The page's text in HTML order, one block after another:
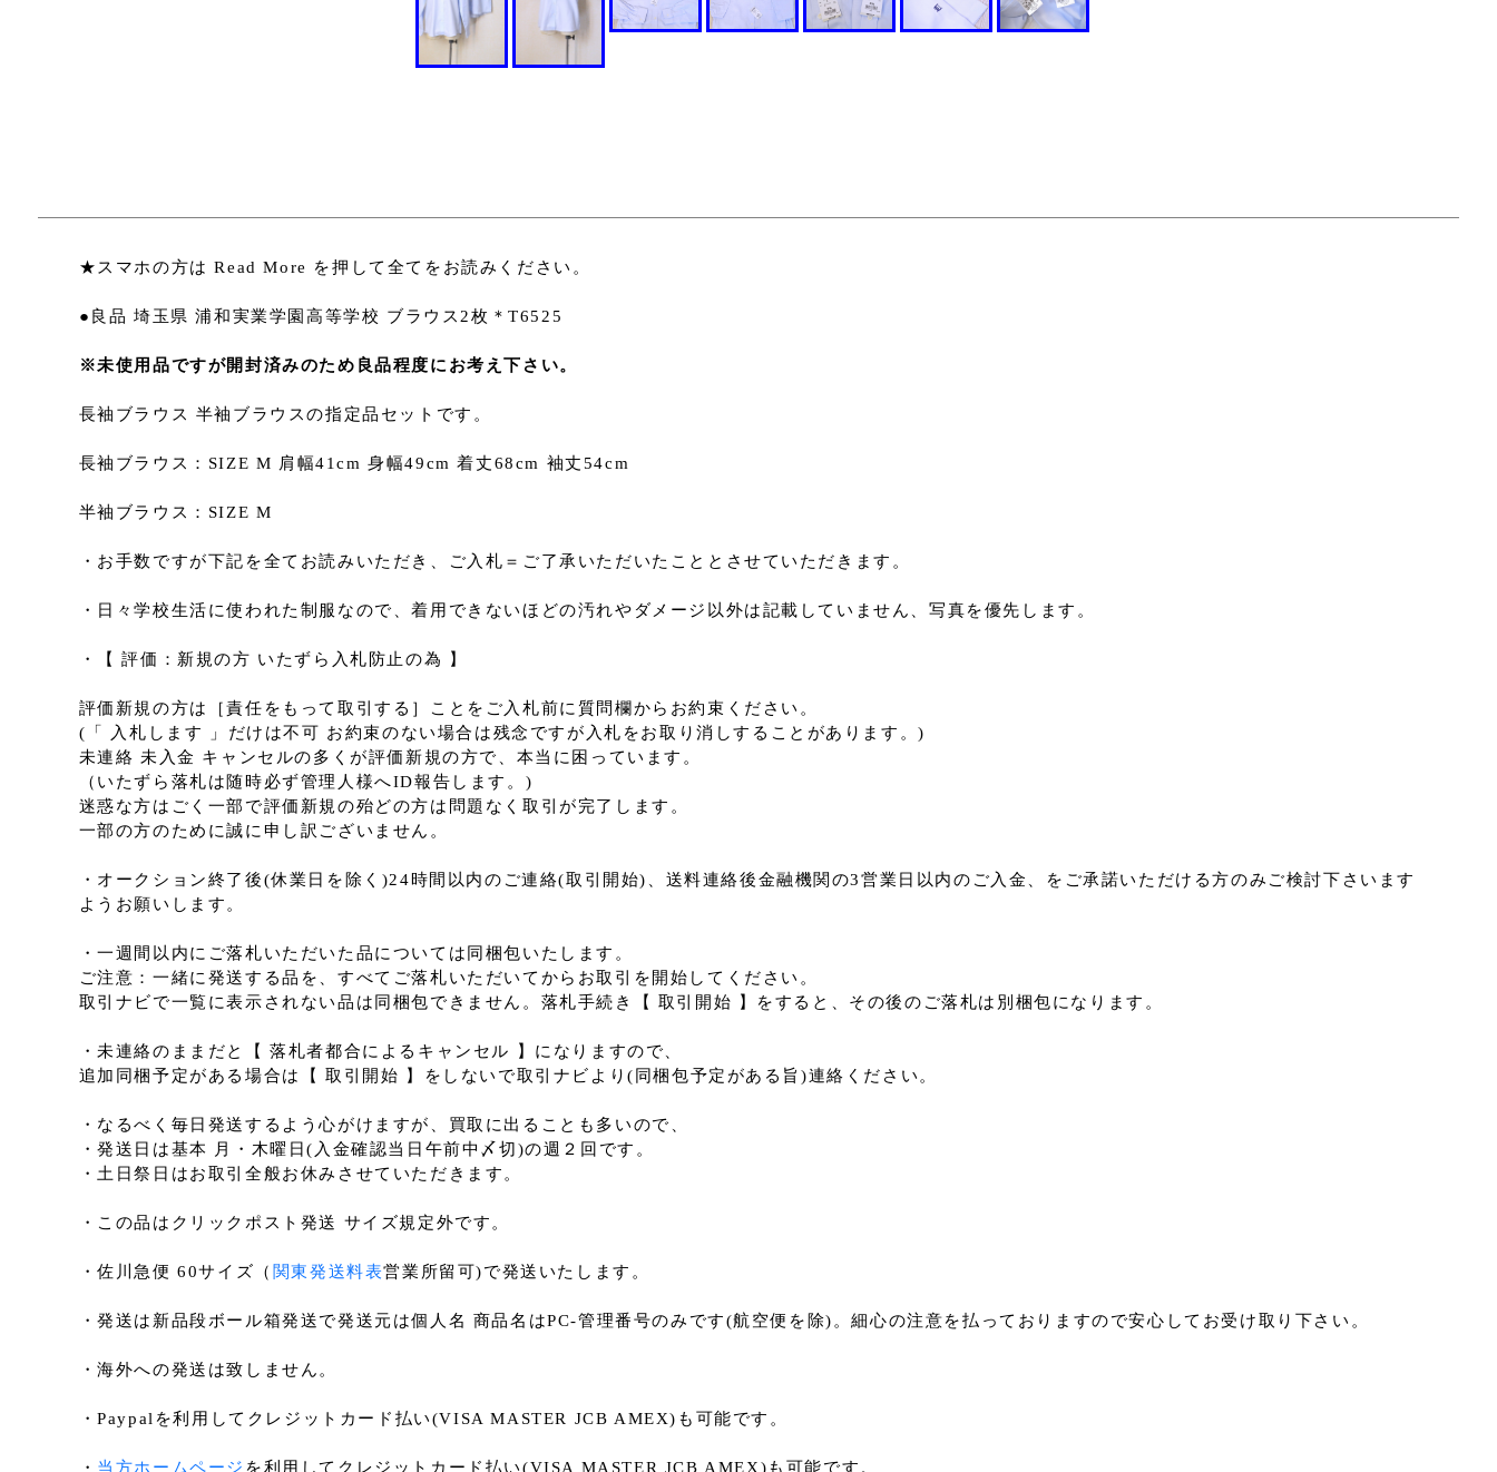
★スマホの方は Read More を押して全てをお読みください。
●良品 埼玉県 浦和実業学園高等学校 ブラウス2枚＊T6525
※未使用品ですが開封済みのため良品程度にお考え下さい。
長袖ブラウス 半袖ブラウスの指定品セットです。
長袖ブラウス：SIZE M 肩幅41cm 身幅49cm 着丈68cm 袖丈54cm
半袖ブラウス：SIZE M
・お手数ですが下記を全てお読みいただき、ご入札＝ご了承いただいたこととさせていただきます。
・日々学校生活に使われた制服なので、着用できないほどの汚れやダメージ以外は記載していません、写真を優先します。
・【 評価：新規の方 いたずら入札防止の為 】
評価新規の方は［責任をもって取引する］ことをご入札前に質問欄からお約束ください。
(「 入札します 」だけは不可 お約束のない場合は残念ですが入札をお取り消しすることがあります。)
未連絡 未入金 キャンセルの多くが評価新規の方で、本当に困っています。
（いたずら落札は随時必ず管理人様へID報告します。)
迷惑な方はごく一部で評価新規の殆どの方は問題なく取引が完了します。
一部の方のために誠に申し訳ございません。
・オークション終了後(休業日を除く)24時間以内のご連絡(取引開始)、送料連絡後金融機関の3営業日以内のご入金、をご承諾いただける方のみご検討下さいます
ようお願いします。
・一週間以内にご落札いただいた品については同梱包いたします。
ご注意：一緒に発送する品を、すべてご落札いただいてからお取引を開始してください。
取引ナビで一覧に表示されない品は同梱包できません。落札手続き【 取引開始 】をすると、その後のご落札は別梱包になります。
・未連絡のままだと【 落札者都合によるキャンセル 】になりますので、
追加同梱予定がある場合は【 取引開始 】をしないで取引ナビより(同梱包予定がある旨)連絡ください。
・なるべく毎日発送するよう心がけますが、買取に出ることも多いので、
・発送日は基本 月・木曜日(入金確認当日午前中〆切)の週２回です。
・土日祭日はお取引全般お休みさせていただきます。
・この品はクリックポスト発送 サイズ規定外です。
・佐川急便 60サイズ（ 関東発送料表営業所留可)で発送いたします。
・発送は新品段ボール箱発送で発送元は個人名 商品名はPC-管理番号のみです(航空便を除)。細心の注意を払っておりますので安心してお受け取り下さい。
・海外への発送は致しません。
・Paypalを利用してクレジットカード払い(VISA MASTER JCB AMEX)も可能です。
・ 当方ホームページ を利用してクレジットカード払い(VISA MASTER JCB AMEX)も可能です。